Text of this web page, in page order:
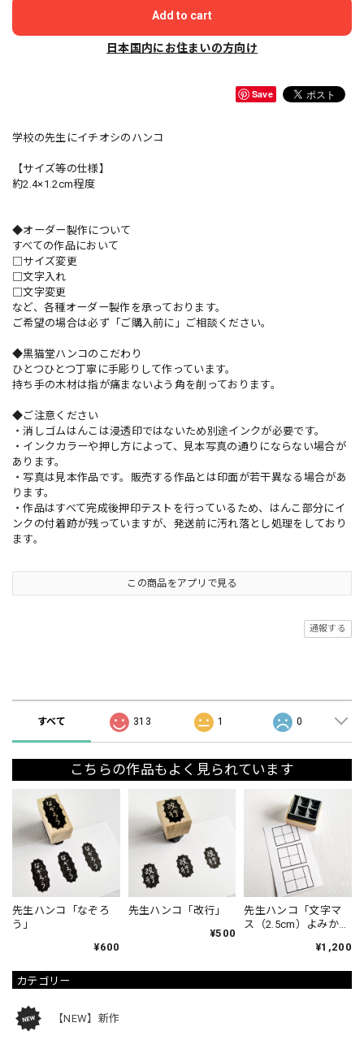
カテゴリー
【NEW】新作
Add to cart
日本国内にお住まいの方向け
Save
学校の先生にイチオシのハンコ
【サイズ等の仕様】
約2.4×1.2cm程度
◆オーダー製作について
すべての作品において
□サイズ変更
□文字入れ
□文字変更
など、各種オーダー製作を承っております。
ご希望の場合は必ず「ご購入前に」ご相談ください。
◆黒猫堂ハンコのこだわり
ひとつひとつ丁寧に手彫りして作っています。
持ち手の木材は指が痛まないよう角を削っております。
◆ご注意ください
・消しゴムはんこは浸透印ではないため別途インクが必要です。
・インクカラーや押し方によって、見本写真の通りにならない場合が
あります。
・写真は見本作品です。販売する作品とは印面が若干異なる場合があ
ります。
・作品はすべて完成後押印テストを行っているため、はんこ部分にイ
ンクの付着跡が残っていますが、発送前に汚れ落とし処理をしており
ます。
この商品をアプリで見る
通報する
すべて 313 1 0
こちらの作品もよく見られています
先生ハンコ「なぞろ
う」
¥600
先生ハンコ「改行」
¥500
先生ハンコ「文字マ
ス（2.5cm）よみか
¥1,200